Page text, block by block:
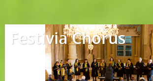
Festivia Chorus